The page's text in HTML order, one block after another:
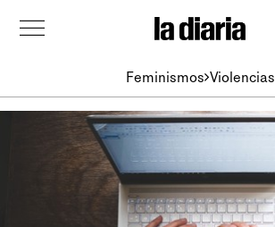
Feminismos Violencias